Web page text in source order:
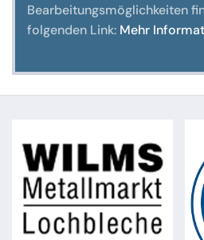
Bearbeitungsmöglichkeiten
folgenden Link: Mehr